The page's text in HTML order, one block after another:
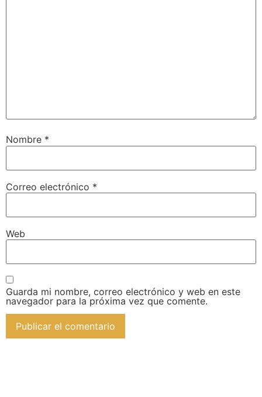
Nombre *
Correo electrónico *
Web
Guarda mi nombre, correo electrónico y web en este
navegador para la próxima vez que comente.